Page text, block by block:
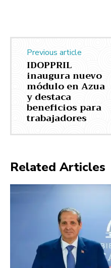
Previous article
IDOPPRIL
inaugura nuevo
módulo en Azua
y destaca
beneficios para
trabajadores
Related Articles